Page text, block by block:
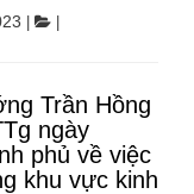
Trần Hồng
ngày
phủ về việc
khu vực kinh